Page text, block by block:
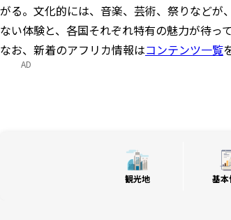
がる。文化的には、音楽、芸術、祭りなど
ない体験と、各国それぞれ特有の魅力が待って
なお、新着のアフリカ情報はコンテンツ一覧
AD
観光地 基本